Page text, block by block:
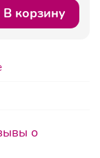
В корзину
о